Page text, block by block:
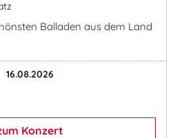
Balladen aus dem Land
16.08.2026
Konzert